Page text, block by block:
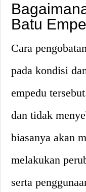
Batu
Cara
pada kondisi
empedu
dan tidak
biasanya akan
melakukan
serta